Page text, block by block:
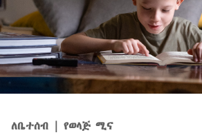
ለቤተሰብ | የወላጅ ሚና